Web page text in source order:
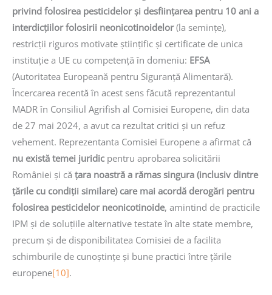
privind folosirea pesticidelor și desființarea pentru 10 ani a
interdicțiilor folosirii neonicotinoidelor(la semințe),
restricții riguros motivate științific și certificate de unica
instituție a UE cu competență în domeniu: EFSA
(Autoritatea Europeană pentru Siguranță Alimentară).
Încercarea recentă în acest sens făcută reprezentantul
MADR în Consiliul Agrifish al Comisiei Europene, din data
de 27 mai 2024, a avut ca rezultat critici și un refuz
vehement. Reprezentanta Comisiei Europene a afirmat că
nu există temei juridic pentru aprobarea solicitării
României și că țara noastră a rămas singura (inclusiv dintre
țările cu condiții similare) care mai acordă derogări pentru
folosirea pesticidelor neonicotinoide, amintind de practicile
IPM și de soluțiile alternative testate în alte state membre,
precum și de disponibilitatea Comisiei de a facilita
schimburile de cunoștințe și bune practici între țările
europene[10].